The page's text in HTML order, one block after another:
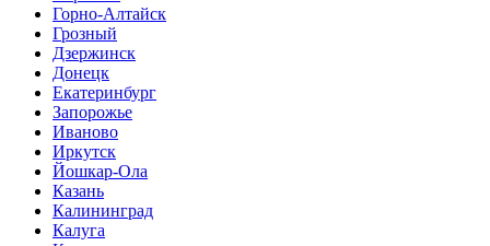
Горно-Алтайск
Грозный
Дзержинск
Донецк
Екатеринбург
Запорожье
Иваново
Иркутск
Йошкар-Ола
Казань
Калининград
Калуга